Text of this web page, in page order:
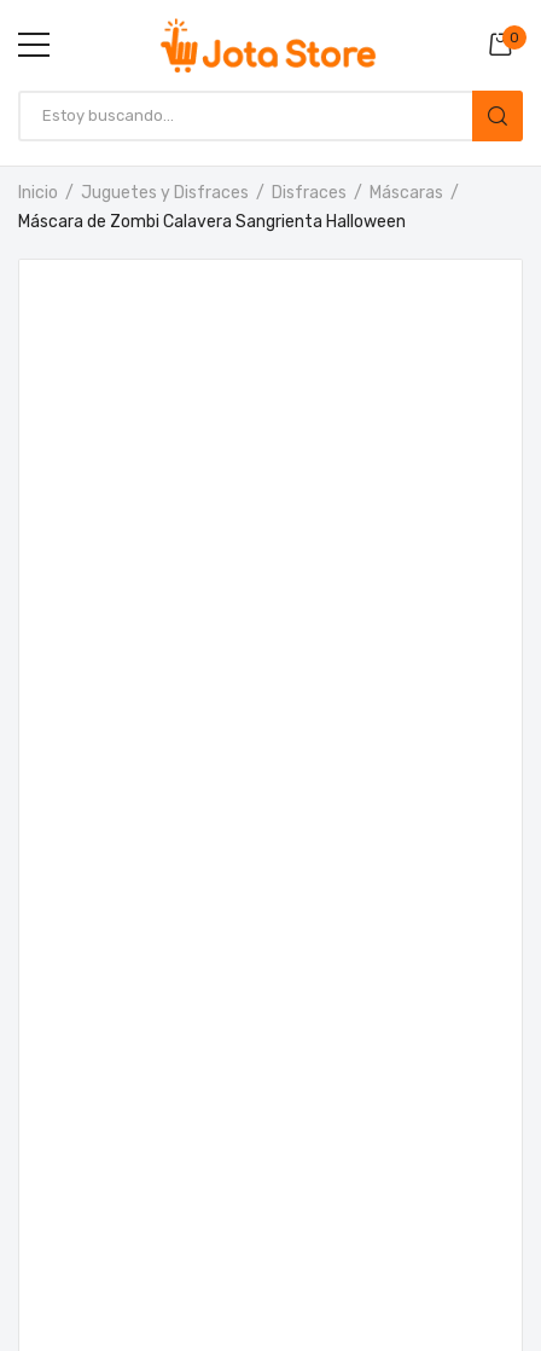
0
Inicio Juguetes y Disfraces Disfraces
Máscaras
Máscara de Zombi Calavera Sangrienta Halloween